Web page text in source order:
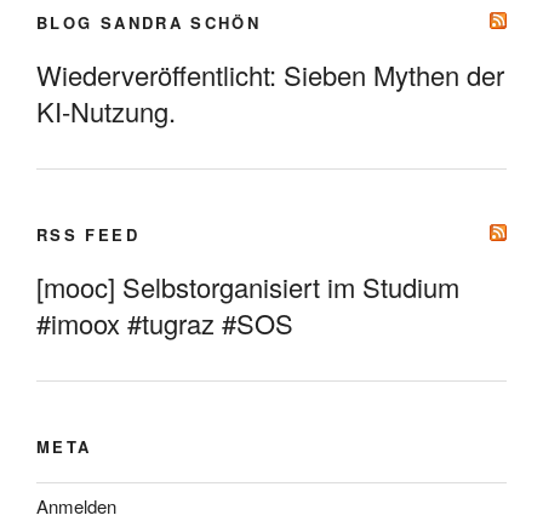
BLOG SANDRA SCHÖN
Wiederveröffentlicht: Sieben Mythen der
KI-Nutzung.
RSS FEED
[mooc] Selbstorganisiert im Studium
#imoox #tugraz #SOS
META
Anmelden